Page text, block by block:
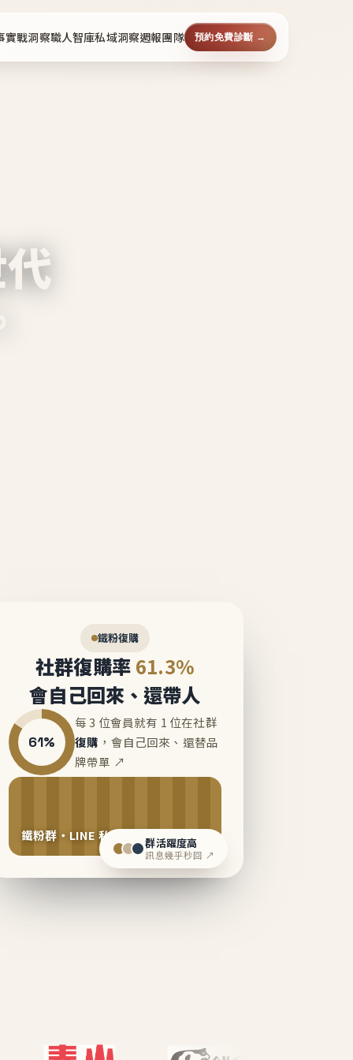
實戰洞察職人智庫私域洞察週報團隊 預約免費診斷 →
鐵粉復購
社群復購率 61.3%
會自己回來、還帶人
61%
每 3 位會員就有 1 位在社群
復購 ，會自己回來、還替品
牌帶單 ↗
鐵粉群・LINE 私域運營中群活躍度高
訊息幾乎秒回 ↗